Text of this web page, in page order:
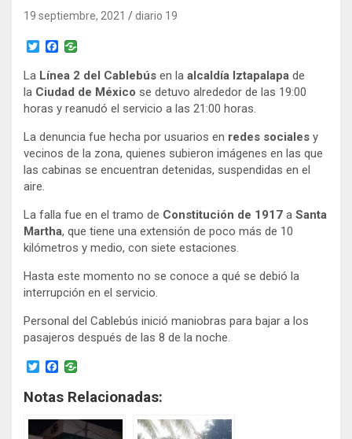
19 septiembre, 2021 diario 19
T
i
t
t
e
F
c
e
b
o
k
La Línea 2 del Cablebús en la alcaldía Iztapalapa de
la Ciudad de México se detuvo alrededor de las 19:00
horas y reanudó el servicio a las 21:00 horas.
La denuncia fue hecha por usuarios en redes sociales y
vecinos de la zona, quienes subieron imágenes en las que
las cabinas se encuentran detenidas, suspendidas en el
aire.
La falla fue en el tramo de Constitución de 1917 a Santa
Martha, que tiene una extensión de poco más de 10
kilómetros y medio, con siete estaciones.
Hasta este momento no se conoce a qué se debió la
interrupción en el servicio.
Personal del Cablebús inició maniobras para bajar a los
pasajeros después de las 8 de la noche.
T
i
t
t
e
F
c
e
b
o
Notas Relacionadas: